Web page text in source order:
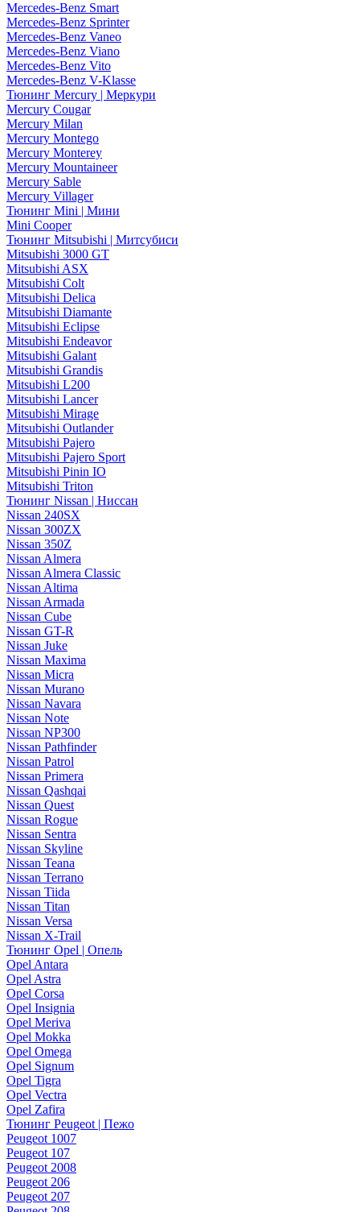
Mercedes-Benz Smart
Mercedes-Benz Sprinter
Mercedes-Benz Vaneo
Mercedes-Benz Viano
Mercedes-Benz Vito
Mercedes-Benz V-Klasse
Тюнинг Mercury | Меркури
Mercury Cougar
Mercury Milan
Mercury Montego
Mercury Monterey
Mercury Mountaineer
Mercury Sable
Mercury Villager
Тюнинг Mini | Мини
Mini Cooper
Тюнинг Mitsubishi | Митсубиси
Mitsubishi 3000 GT
Mitsubishi ASX
Mitsubishi Colt
Mitsubishi Delica
Mitsubishi Diamante
Mitsubishi Eclipse
Mitsubishi Endeavor
Mitsubishi Galant
Mitsubishi Grandis
Mitsubishi L200
Mitsubishi Lancer
Mitsubishi Mirage
Mitsubishi Outlander
Mitsubishi Pajero
Mitsubishi Pajero Sport
Mitsubishi Pinin IO
Mitsubishi Triton
Тюнинг Nissan | Ниссан
Nissan 240SX
Nissan 300ZX
Nissan 350Z
Nissan Almera
Nissan Almera Classic
Nissan Altima
Nissan Armada
Nissan Cube
Nissan GT-R
Nissan Juke
Nissan Maxima
Nissan Micra
Nissan Murano
Nissan Navara
Nissan Note
Nissan NP300
Nissan Pathfinder
Nissan Patrol
Nissan Primera
Nissan Qashqai
Nissan Quest
Nissan Rogue
Nissan Sentra
Nissan Skyline
Nissan Teana
Nissan Terrano
Nissan Tiida
Nissan Titan
Nissan Versa
Nissan X-Trail
Тюнинг Opel | Опель
Opel Antara
Opel Astra
Opel Corsa
Opel Insignia
Opel Meriva
Opel Mokka
Opel Omega
Opel Signum
Opel Tigra
Opel Vectra
Opel Zafira
Тюнинг Peugeot | Пежо
Peugeot 1007
Peugeot 107
Peugeot 2008
Peugeot 206
Peugeot 207